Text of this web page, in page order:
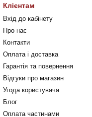
Клієнтам
Вхід до кабінету
Про нас
Контакти
Оплата і доставка
Гарантія та повернення
Відгуки про магазин
Угода користувача
Блог
Оплата частинами